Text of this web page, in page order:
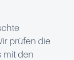
prüfen die
mit den